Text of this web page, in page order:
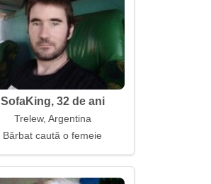
SofaKing, 32 de ani
Trelew, Argentina
Bărbat caută o femeie